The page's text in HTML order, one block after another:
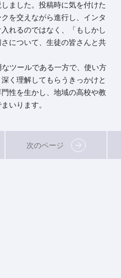
ました。投稿時に気を付けた
を交えながら進行し、インタ
れるのではなく、「もしかし
について、生徒の皆さんと共
ツールである一方で、使い方
く理解してもらうきっかけと
性を生かし、地域の高校や教
いります。
次のページ